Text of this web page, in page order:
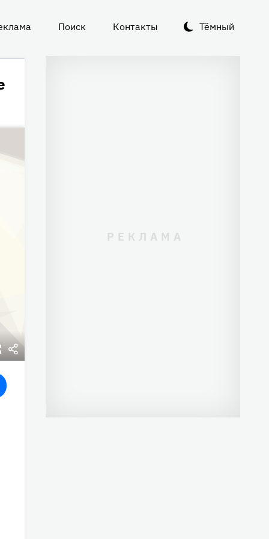
Тёмный
Поиск Контакты